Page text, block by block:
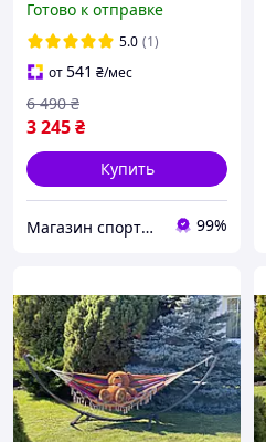
каркас с креплением для
дома и дачи Серый
Готово к отправке
5.0 (1)
от541 ₴/мес
3 245₴
6 490 ₴
Купить
Магазин спортивных товаров "PLANETSPORT" 99%